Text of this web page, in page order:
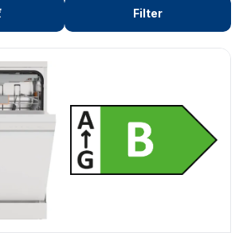
zničí 99,99% baktérií
- prispôsobí energiu, spotrebu
čistiaceho prostriedku na základe
- vhodný pre ťažko schnúci riad
- umožňuje posunúť začiatok
funkcia, ktorá zabraňuje
Filter